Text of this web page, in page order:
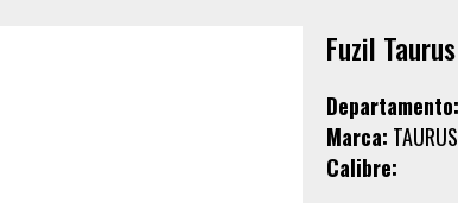
Fuzil
Departamento:
Marca: TAURUS
Calibre: